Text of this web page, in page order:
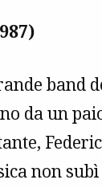
band
da un
non